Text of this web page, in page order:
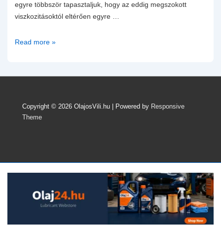
egyre többször tapasztaljuk, hogy az eddig megszokott
viszkozitásoktól eltérően egyre …
Olaj
Mit
jövő
egyre
motorolajok?
Read more »
Copyright © 2026 OlajosVili.hu | Powered by Responsive
Theme